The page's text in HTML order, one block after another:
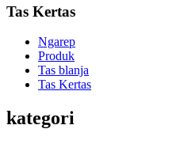
Tas Kertas
Ngarep
Produk
Tas blanja
Tas Kertas
kategori